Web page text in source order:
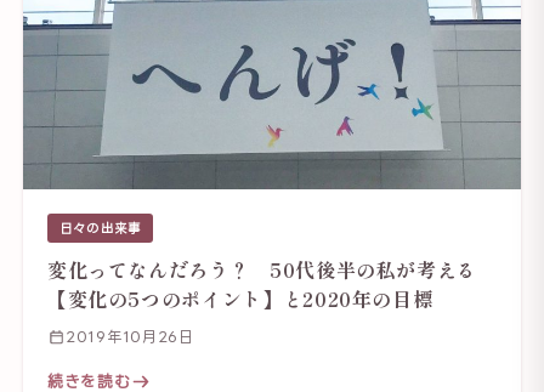
日々の出来事
変化ってなんだろう？ 50代後半の私が考える
【変化の5つのポイント】と2020年の目標
2019年10月26日
続きを読む